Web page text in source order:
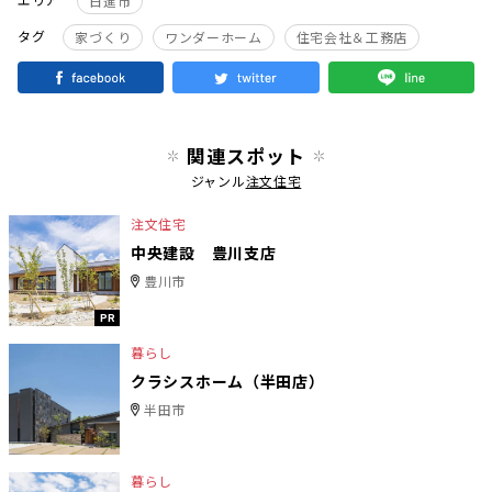
タグ
家づくり ワンダーホーム 住宅会社＆工務店
関連スポット
ジャンル注文住宅
PR
注文住宅
中央建設 豊川支店
豊川市
暮らし
クラシスホーム（半田店）
半田市
暮らし